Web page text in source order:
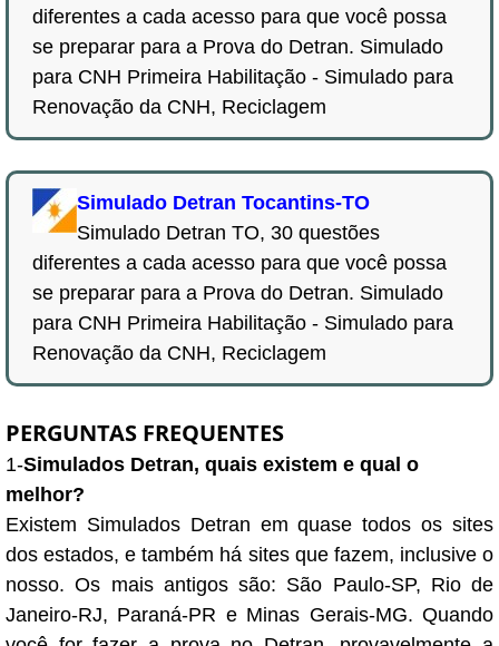
diferentes a cada acesso para que você possa
se preparar para a Prova do Detran. Simulado
para CNH Primeira Habilitação - Simulado para
Renovação da CNH, Reciclagem
Simulado Detran Tocantins-TO
Simulado Detran TO, 30 questões
diferentes a cada acesso para que você possa
se preparar para a Prova do Detran. Simulado
para CNH Primeira Habilitação - Simulado para
Renovação da CNH, Reciclagem
PERGUNTAS FREQUENTES
1-Simulados Detran, quais existem e qual o
melhor?
Existem Simulados Detran em quase todos os sites
dos estados, e também há sites que fazem, inclusive o
nosso. Os mais antigos são: São Paulo-SP, Rio de
Janeiro-RJ, Paraná-PR e Minas Gerais-MG. Quando